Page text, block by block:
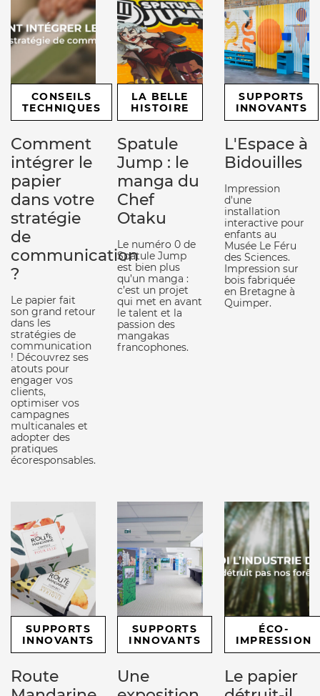
CONSEILS
TECHNIQUES
Comment
intégrer le
papier
dans votre
stratégie
de
communication
?
Le papier fait
son grand retour
dans les
stratégies de
communication
! Découvrez ses
atouts pour
engager vos
clients,
optimiser vos
campagnes
multicanales et
adopter des
pratiques
écoresponsables.
LA BELLE
HISTOIRE
Spatule
Jump : le
manga du
Chef
Otaku
Le numéro 0 de
Spatule Jump
est bien plus
qu’un manga :
c’est un projet
qui met en avant
le talent et la
passion des
mangakas
francophones.
SUPPORTS
INNOVANTS
L'Espace à
Bidouilles
Impression
d'une
installation
interactive pour
enfants au
Musée Le Féru
des Sciences.
Impression sur
bois fabriquée
en Bretagne à
Quimper.
SUPPORTS
INNOVANTS
Route
SUPPORTS
INNOVANTS
Une
ÉCO-
IMPRESSION
Le papier